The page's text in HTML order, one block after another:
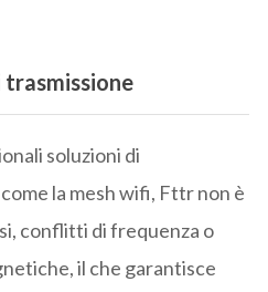
soluzioni di
la mesh wifi, Fttr non è
conflitti di frequenza o
il che garantisce